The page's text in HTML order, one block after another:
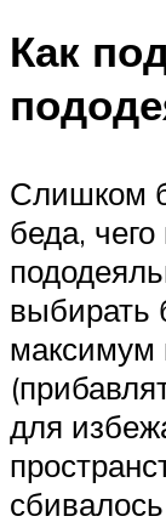
Как
Слишком
беда,
выбирать
максимум
для